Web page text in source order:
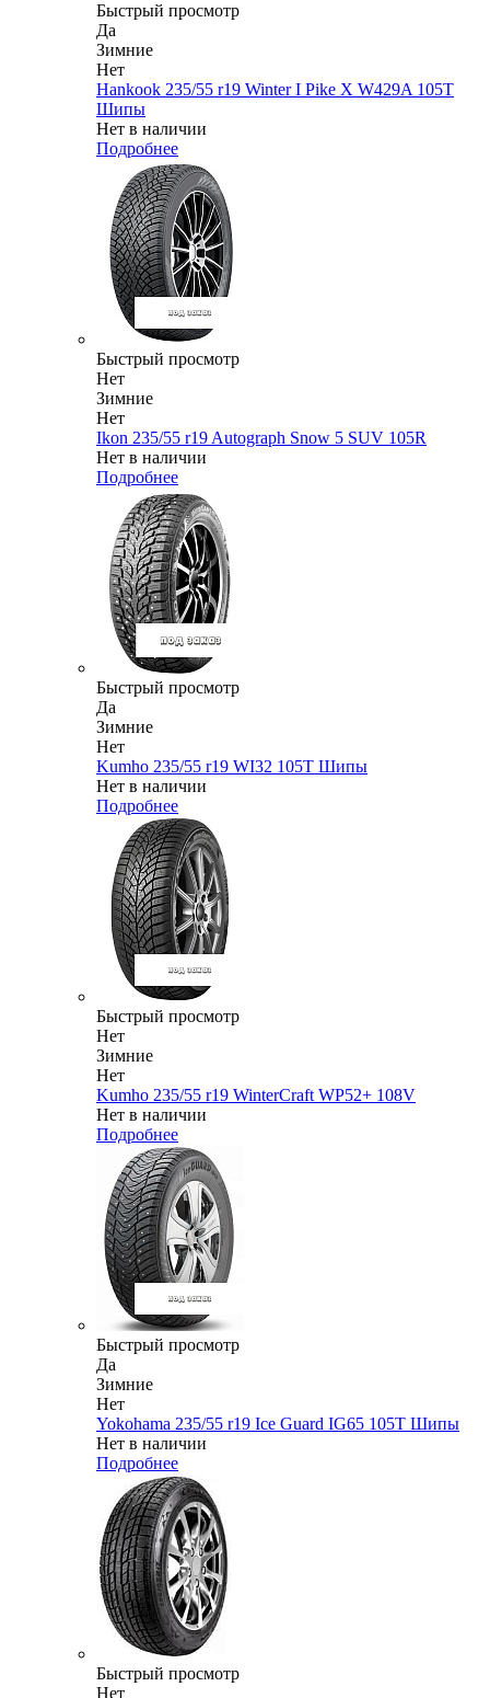
Быстрый просмотр
Да
Зимние
Нет
Hankook 235/55 r19 Winter I Pike X W429A 105T
Шипы
Нет в наличии
Подробнее
Быстрый просмотр
Нет
Зимние
Нет
Ikon 235/55 r19 Autograph Snow 5 SUV 105R
Нет в наличии
Подробнее
Быстрый просмотр
Да
Зимние
Нет
Kumho 235/55 r19 WI32 105T Шипы
Нет в наличии
Подробнее
Быстрый просмотр
Нет
Зимние
Нет
Kumho 235/55 r19 WinterCraft WP52+ 108V
Нет в наличии
Подробнее
Быстрый просмотр
Да
Зимние
Нет
Yokohama 235/55 r19 Ice Guard IG65 105T Шипы
Нет в наличии
Подробнее
Быстрый просмотр
Нет